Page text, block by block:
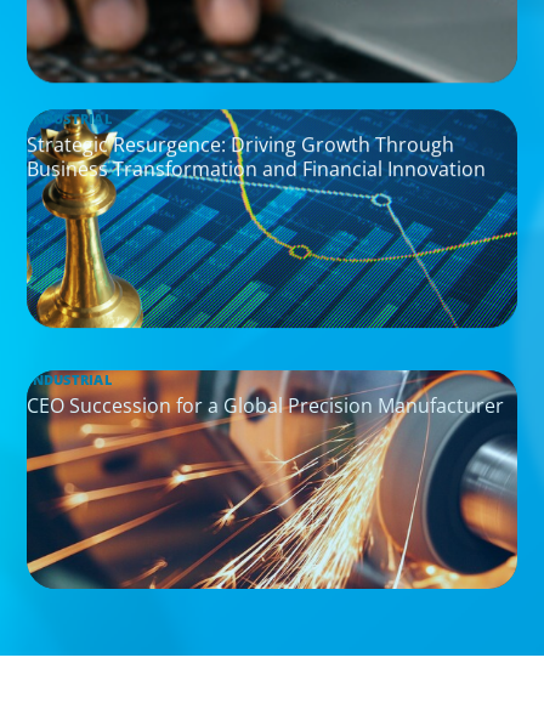
INDUSTRIAL
Strategic Resurgence: Driving Growth Through
Business Transformation and Financial Innovation
CEO Succession for a Global Precision Manufacturer